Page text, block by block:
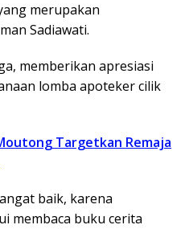
merupakan
Sadiawati.
memberikan apresiasi
lomba apoteker cilik
Targetkan Remaja
baik, karena
membaca buku cerita